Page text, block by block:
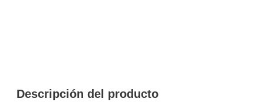
Descripción del producto